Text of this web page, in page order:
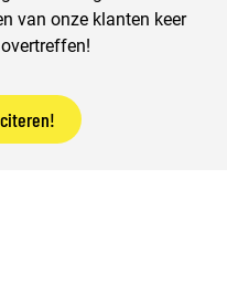
van onze klanten keer